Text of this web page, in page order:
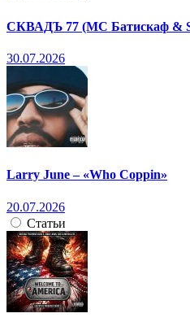
СКВАДЪ 77 (МС Батискаф &
30.07.2026
Larry June – «Who Coppin»
20.07.2026
Статьи